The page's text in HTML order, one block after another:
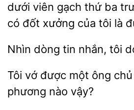
dưới viên gạch
ba
có đốt xưởng của tôi là
Nhìn dòng tôi
Tôi vớ
ông
nào vậy?